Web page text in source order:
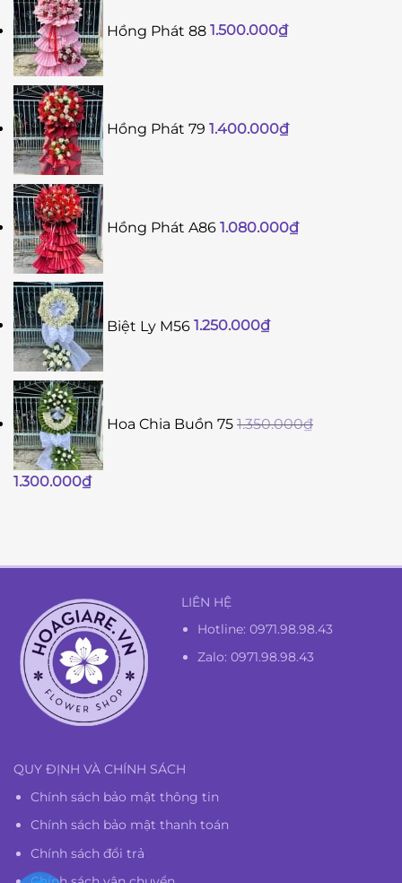
Hồng Phát 88 1.500.000₫
Hồng Phát 79 1.400.000₫
Hồng Phát A86 1.080.000₫
Biệt Ly M56 1.250.000₫
Hoa Chia Buồn 75 1.350.000₫
Giá
1.300.000₫Giá
1.300.000₫.
LIÊN HỆ
Hotline:0971.98.98.43
Zalo: 0971.98.98.43
QUY ĐỊNH VÀ CHÍNH SÁCH
Chính sách bảo mật thông tin
Chính sách bảo mật thanh toán
Chính sách đổi trả